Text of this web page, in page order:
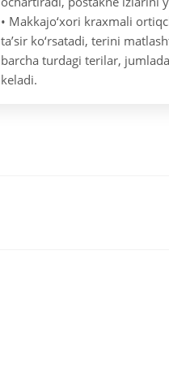
• Makkajo‘xori kraxmali
ta’sir ko‘rsatadi, terini
barcha turdagi terilar,
keladi.